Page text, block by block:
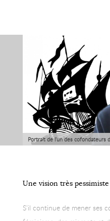
Portrait de l’un des cofondateurs
Une vision très pessimiste
S’il continue de mener ses